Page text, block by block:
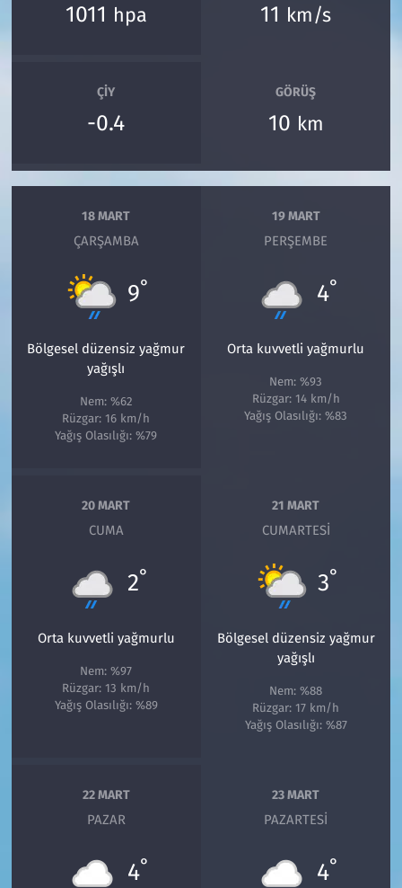
1011 hpa 11 km/s
ÇIY
-0.4
GÖRÜŞ
10 km
18 MART
ÇARŞAMBA
9°
Bölgesel düzensiz yağmur
yağışlı
Nem: %62
Rüzgar: 16 km/h
Yağış Olasılığı: %79
19 MART
PERŞEMBE
4°
Orta kuvvetli yağmurlu
Nem: %93
Rüzgar: 14 km/h
Yağış Olasılığı: %83
20 MART
CUMA
2°
Orta kuvvetli yağmurlu
Nem: %97
Rüzgar: 13 km/h
Yağış Olasılığı: %89
21 MART
CUMARTESI
3°
Bölgesel düzensiz yağmur
yağışlı
Nem: %88
Rüzgar: 17 km/h
Yağış Olasılığı: %87
22 MART
PAZAR
4°
23 MART
PAZARTESI
4°